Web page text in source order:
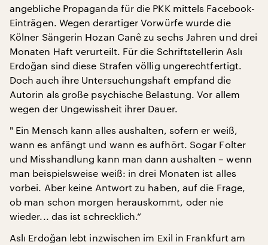
angebliche Propaganda für die PKK mittels Facebook-
Einträgen. Wegen derartiger Vorwürfe wurde die
Kölner Sängerin Hozan Canê zu sechs Jahren und drei
Monaten Haft verurteilt. Für die Schriftstellerin Aslı
Erdoğan sind diese Strafen völlig ungerechtfertigt.
Doch auch ihre Untersuchungshaft empfand die
Autorin als große psychische Belastung. Vor allem
wegen der Ungewissheit ihrer Dauer.
" Ein Mensch kann alles aushalten, sofern er weiß,
wann es anfängt und wann es aufhört. Sogar Folter
und Misshandlung kann man dann aushalten – wenn
man beispielsweise weiß: in drei Monaten ist alles
vorbei. Aber keine Antwort zu haben, auf die Frage,
ob man schon morgen herauskommt, oder nie
wieder... das ist schrecklich.“
Aslı Erdoğan lebt inzwischen im Exil in Frankfurt am